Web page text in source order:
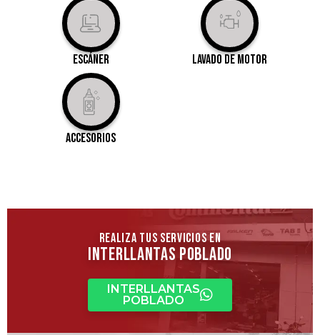
Escáner Lavado de motor
Accesorios
REALIZA TUS SERVICIOS EN
interllantas pOBLADO
INTERLLANTAS
POBLADO